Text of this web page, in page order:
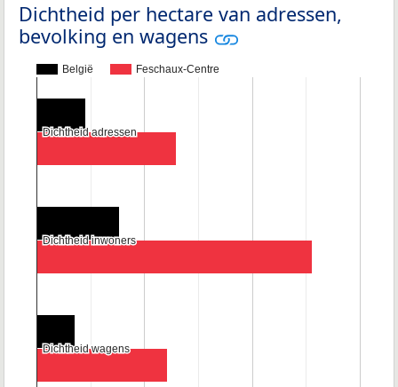
Dichtheid per hectare van adressen,
bevolking en wagens
België Feschaux-Centre
Dichtheid adressen
Dichtheid adressen
Dichtheid inwoners
Dichtheid inwoners
Dichtheid wagens
Dichtheid wagens